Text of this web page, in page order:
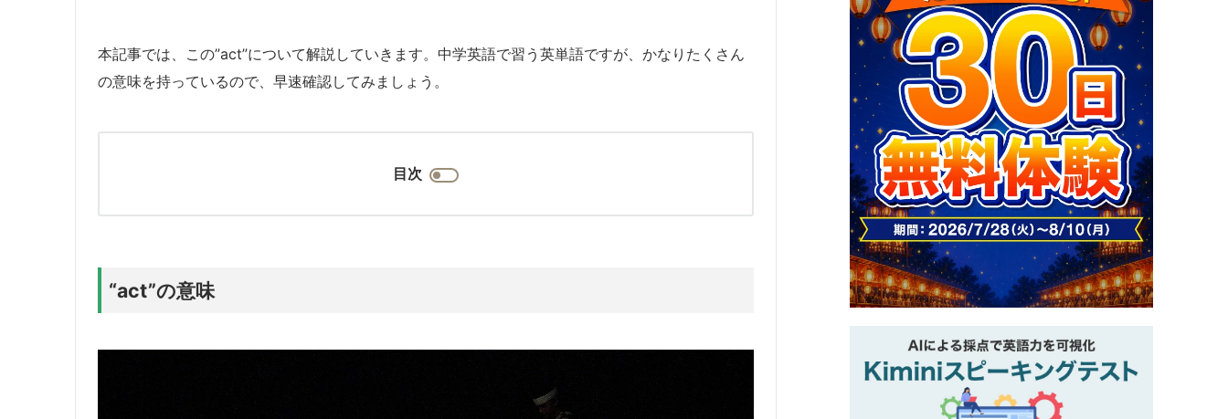
本記事では、この”act”について解説していきます。中学英語で習う英単語ですが、かなりたくさん
の意味を持っているので、早速確認してみましょう。
目次
“act”の意味